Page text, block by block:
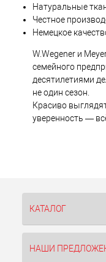
Натуральные
Честное
Немецкое
W.Wegener и
семейного
десятилетиями
не один сезон.
Красиво
уверенность —
КАТАЛОГ
НАШИ